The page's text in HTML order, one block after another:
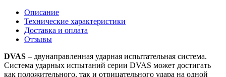
Описание
Технические характеристики
Доставка и оплата
Отзывы
DVAS – двунаправленная ударная испытательная система.
Система ударных испытаний серии DVAS может достигать
как положительного, так и отрицательного удара на одной